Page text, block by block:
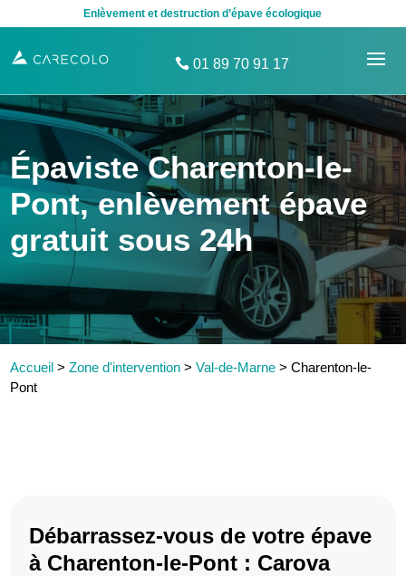
Enlèvement et destruction d’épave écologique
01 89 70 91 17
Épaviste Charenton-le-
Pont, enlèvement épave
gratuit sous 24h
Accueil >Zone d'intervention >Val-de-Marne >Charenton-le-
Pont
Débarrassez-vous de votre épave
à Charenton-le-Pont : Carova